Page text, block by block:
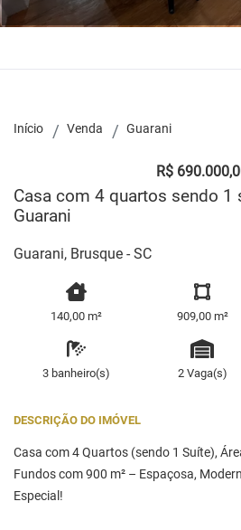
Início Venda Guarani
R$
Casa com 4 quartos sendo 1
Guarani
Guarani, Brusque - SC
140,00 m² 909,00 m²
3 banheiro(s) 2 Vaga(s)
DESCRIÇÃO DO IMÓVEL
Casa com 4 Quartos (sendo 1 Suíte),
Fundos com 900 m² – Espaçosa,
Especial!